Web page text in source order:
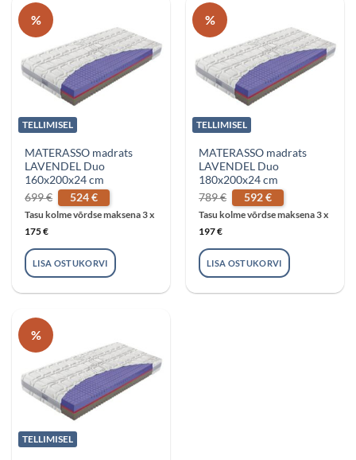
%
TELLIMISEL
MATERASSO madrats
LAVENDEL Duo
160x200x24 cm
699€ Algne
hind
oli:
524€
Praegune
hind
on:
Tasu kolme võrdse maksena 3 x
175€
LISA OSTUKORVI
%
TELLIMISEL
MATERASSO madrats
LAVENDEL Duo
180x200x24 cm
789€ Algne
hind
oli:
592€
Praegune
hind
on:
Tasu kolme võrdse maksena 3 x
197€
LISA OSTUKORVI
%
TELLIMISEL